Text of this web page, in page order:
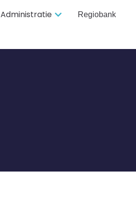
Administratie Regiobank